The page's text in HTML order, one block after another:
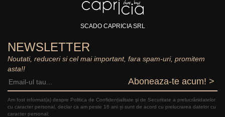
SCADO CAPRICIA SRL
NEWSLETTER
Noutati, reduceri si cel mai important, fara spam-uri, promitem
asta!!
Aboneaza-te acum! >
Am fost informat(a) despre Politica de Confidențialitate şi de Securitate a prelucrăriidatelor
cu caracter personal, declar ca am peste 16 ani și sunt de acord cu prelucrarea datelor cu
caracter personal: